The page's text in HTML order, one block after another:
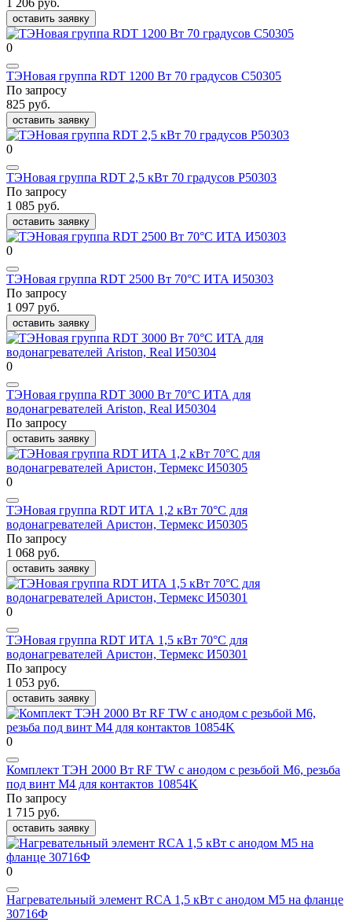
оставить заявку
0
ТЭНовая группа RDT 1200 Вт 70 градусов C50305
По запросу
825 руб.
оставить заявку
0
ТЭНовая группа RDT 2,5 кВт 70 градусов P50303
По запросу
1 085 руб.
оставить заявку
0
ТЭНовая группа RDT 2500 Вт 70°C ИТА И50303
По запросу
1 097 руб.
оставить заявку
0
ТЭНовая группа RDT 3000 Вт 70°C ИТА для
водонагревателей Ariston, Real И50304
По запросу
оставить заявку
0
ТЭНовая группа RDT ИТА 1,2 кВт 70°C для
водонагревателей Аристон, Термекс И50305
По запросу
1 068 руб.
оставить заявку
0
ТЭНовая группа RDT ИТА 1,5 кВт 70°C для
водонагревателей Аристон, Термекс И50301
По запросу
1 053 руб.
оставить заявку
0
Комплект ТЭН 2000 Вт RF TW с анодом с резьбой М6, резьба
под винт M4 для контактов 10854K
По запросу
1 715 руб.
оставить заявку
0
Нагревательный элемент RCA 1,5 кВт с анодом М5 на фланце
30716Ф